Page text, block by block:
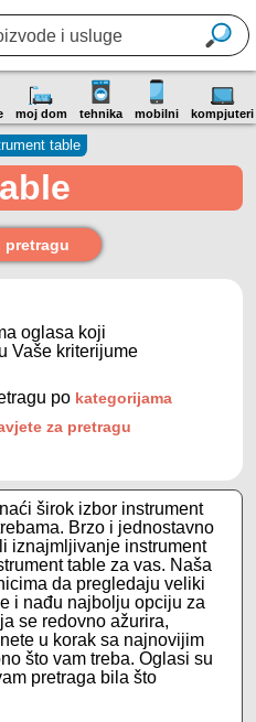
moj dom tehnika mobilni kompjuteri
table
pretragu
oglasa koji
Vaše kriterijume
po kategorijama
za pretragu
širok izbor instrument
Brzo i jednostavno
iznajmljivanje instrument
table za vas. Naša
da pregledaju veliki
i nađu najbolju opciju za
se redovno ažurira,
u korak sa najnovijim
što vam treba. Oglasi su
pretraga bila što